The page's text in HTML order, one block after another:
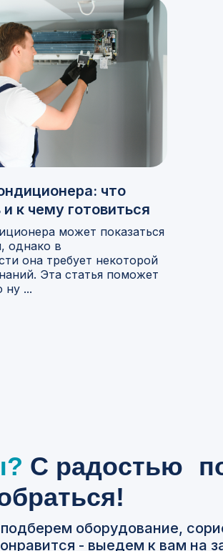
что
к чему готовиться
может показаться
однако в
она требует некоторой
Эта статья поможет
ну ...
С радостью
подберем оборудование,
- выедем к вам на